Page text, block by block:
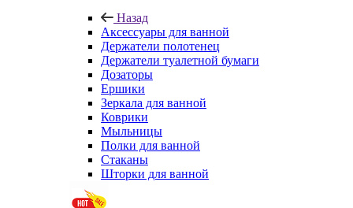
Назад
Аксессуары для ванной
Держатели полотенец
Держатели туалетной бумаги
Дозаторы
Ершики
Зеркала для ванной
Коврики
Мыльницы
Полки для ванной
Стаканы
Шторки для ванной